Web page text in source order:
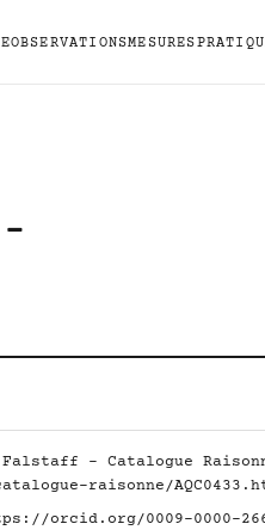
OBSERVATIONSMESURES
-
- Catalogue
raisonne/
orcid.org/0009-0000-